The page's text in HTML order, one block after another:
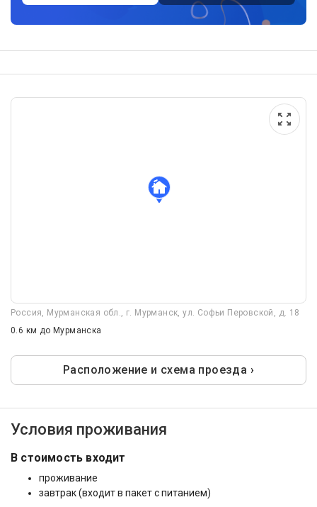
Россия, Мурманская обл., г. Мурманск, ул. Софьи Перовской, д. 18
0.6 км до Мурманска
Расположение и схема проезда ›
Условия проживания
В стоимость входит
проживание
завтрак (входит в пакет с питанием)